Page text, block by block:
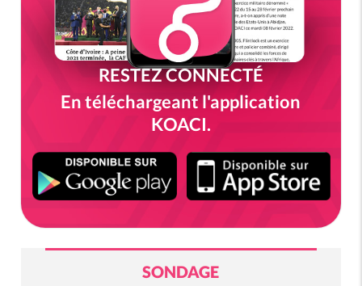
RESTEZ CONNECTÉ
En téléchargeant l'application
KOACI.
SONDAGE